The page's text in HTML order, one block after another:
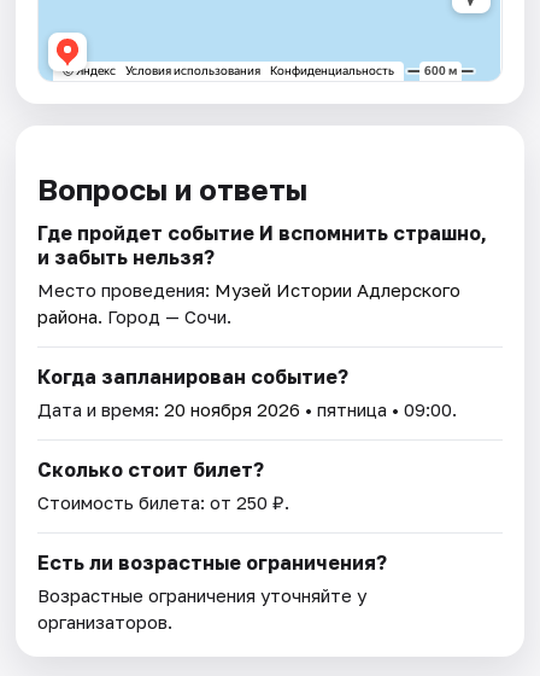
Вопросы и ответы
Где пройдет событие И вспомнить страшно,
и забыть нельзя?
Место проведения: Музей Истории Адлерского
района. Город — Сочи.
Когда запланирован событие?
Дата и время:20 ноября 2026 • пятница • 09:00.
Сколько стоит билет?
Стоимость билета: от 250 ₽.
Есть ли возрастные ограничения?
Возрастные ограничения уточняйте у
организаторов.